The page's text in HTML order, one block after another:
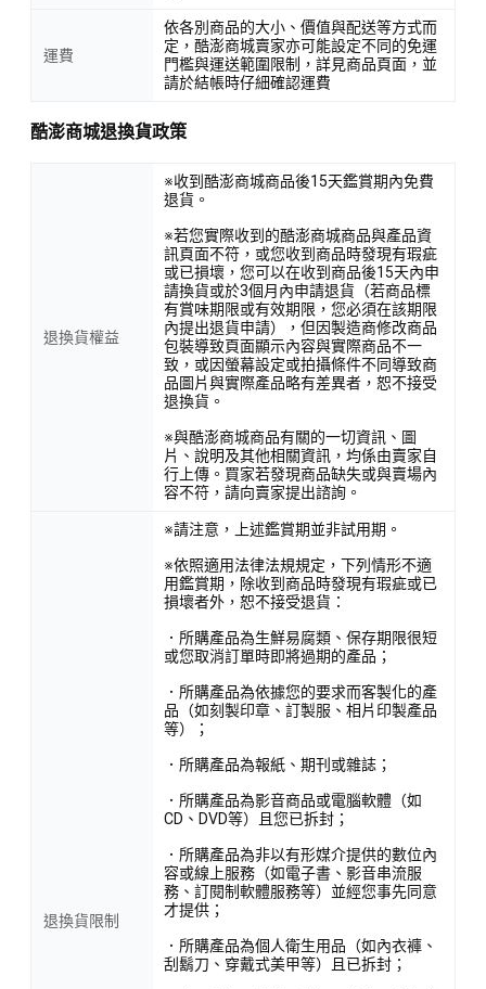
運費
依各別商品的大小、價值與配送等方式而
定，酷澎商城賣家亦可能設定不同的免運
門檻與運送範圍限制，詳見商品頁面，並
請於結帳時仔細確認運費
酷澎商城退換貨政策
退換貨權益
※收到酷澎商城商品後15天鑑賞期內免費
退貨。
※若您實際收到的酷澎商城商品與產品資
訊頁面不符，或您收到商品時發現有瑕疵
或已損壞，您可以在收到商品後15天內申
請換貨或於3個月內申請退貨（若商品標
有賞味期限或有效期限，您必須在該期限
內提出退貨申請），但因製造商修改商品
包裝導致頁面顯示內容與實際商品不一
致，或因螢幕設定或拍攝條件不同導致商
品圖片與實際產品略有差異者，恕不接受
退換貨。
※與酷澎商城商品有關的一切資訊、圖
片、說明及其他相關資訊，均係由賣家自
行上傳。買家若發現商品缺失或與賣場內
容不符，請向賣家提出諮詢。
退換貨限制
※請注意，上述鑑賞期並非試用期。
※依照適用法律法規規定，下列情形不適
用鑑賞期，除收到商品時發現有瑕疵或已
損壞者外，恕不接受退貨：
．所購產品為生鮮易腐類、保存期限很短
或您取消訂單時即將過期的產品；
．所購產品為依據您的要求而客製化的產
品（如刻製印章、訂製服、相片印製產品
等）；
．所購產品為報紙、期刊或雜誌；
．所購產品為影音商品或電腦軟體（如
CD、DVD等）且您已拆封；
．所購產品為非以有形媒介提供的數位內
容或線上服務（如電子書、影音串流服
務、訂閱制軟體服務等）並經您事先同意
才提供；
．所購產品為個人衛生用品（如內衣褲、
刮鬍刀、穿戴式美甲等）且已拆封；